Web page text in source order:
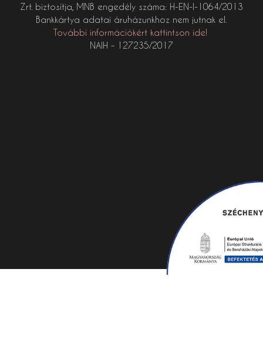
Zrt. biztosítja, MNB engedély száma: H-EN-I-1064/2013
Bankkártya adatai áruházunkhoz nem jutnak el.
További információkért kattintson ide!
NAIH – 127235/2017